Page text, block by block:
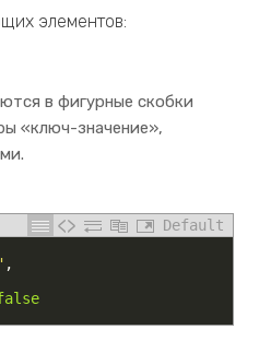
элементов:
в фигурные скобки
«ключ-значение»,
Default
,